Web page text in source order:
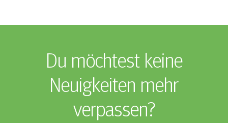
Du möchtest keine
Neuigkeiten mehr
verpassen?